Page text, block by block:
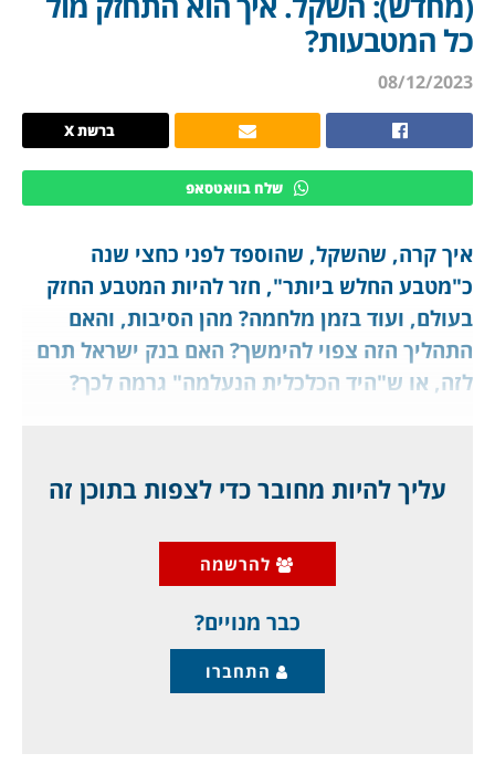
כל המטבעות?
08/12/2023
ברשת X
שלח בוואטסאפ
איך קרה, שהשקל, שהוספד לפני כחצי שנה
כ"מטבע החלש ביותר", חזר להיות המטבע החזק
בעולם, ועוד בזמן מלחמה? מהן הסיבות, והאם
התהליך הזה צפוי להימשך? האם בנק ישראל תרם
לזה, או ש"היד הכלכלית הנעלמה" גרמה לכך?
לאחר שרבים תיארו את השקל כמטבע חלש, שרק
ימשיך להיחלש, הרי שבשורה של מאמרים אנחנו
צפינו שהשקל דווקא יתחזק מחדש, וכך אכן קורה,
עליך להיות מחובר כדי לצפות בתוכן זה
להרשמה
כבר מנויים?
התחברו